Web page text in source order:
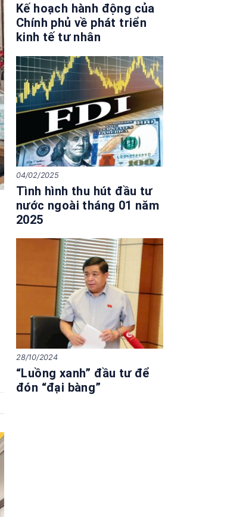
Kế hoạch hành động của
Chính phủ về phát triển
kinh tế tư nhân
Tình hình thu hút đầu tư
nước ngoài tháng 01 năm
2025
04/02/2025
“Luồng xanh” đầu tư để
đón “đại bàng”
28/10/2024